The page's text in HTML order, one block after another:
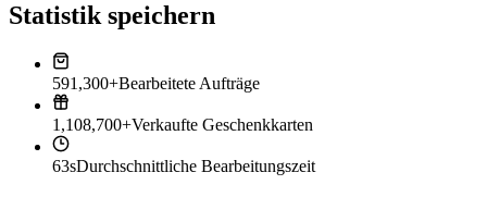
Statistik speichern
591,300+Bearbeitete Aufträge
1,108,700+Verkaufte Geschenkkarten
63sDurchschnittliche Bearbeitungszeit